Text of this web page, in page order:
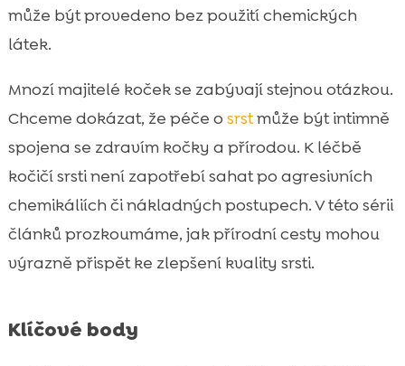
 Produkty CricksyCat pro zdravou srst

 Běžné kožní infekce a jak je zvládnout
 Esenciální mastné kyseliny pro zdravou srst
 Prevence problémů se srstí
 Domácí kúry pro zdravou srst
 Produkty CricksyCat a jejich přínosy
 Purrfect Life kočkolit pro zdraví srsti
 Význam pravidelné medicínské kontroly
 Závěr
může být provedeno bez použití chemických
látek.
Mnozí majitelé koček se zabývají stejnou otázkou.
Chceme dokázat, že péče o srstmůže být intimně
spojena se zdravím kočky a přírodou. K léčbě
kočičí srsti není zapotřebí sahat po agresivních
chemikáliích či nákladných postupech. V této sérii
článků prozkoumáme, jak přírodní cesty mohou
výrazně přispět ke zlepšení kvality srsti.
Klíčové body